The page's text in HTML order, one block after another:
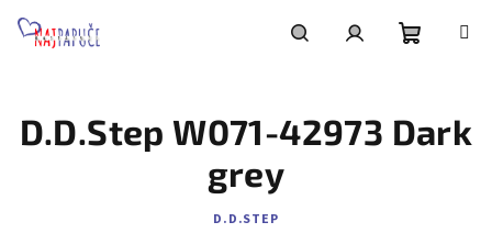
košík
D.D.Step W071-42973 Dark
grey
D.D.STEP